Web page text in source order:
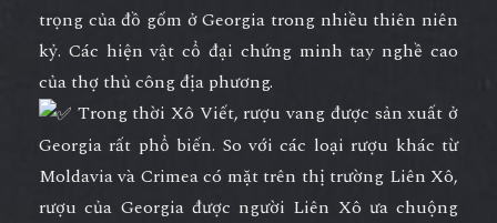
trọng của đồ gốm ở Georgia trong nhiều thiên niên
kỷ. Các hiện vật cổ đại chứng minh tay nghề cao
của thợ thủ công địa phương.
Trong thời Xô Viết, rượu vang được sản xuất ở
Georgia rất phổ biến. So với các loại rượu khác từ
Moldavia và Crimea có mặt trên thị trường Liên Xô,
rượu của Georgia được người Liên Xô ưa chuộng